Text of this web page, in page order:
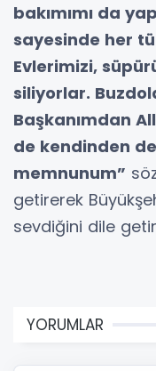
bakımımı da
sayesinde her
Evlerimizi,
siliyorlar.
Başkanımdan
de kendinden
memnunum”
getirerek
sevdiğini dile
YORUMLAR